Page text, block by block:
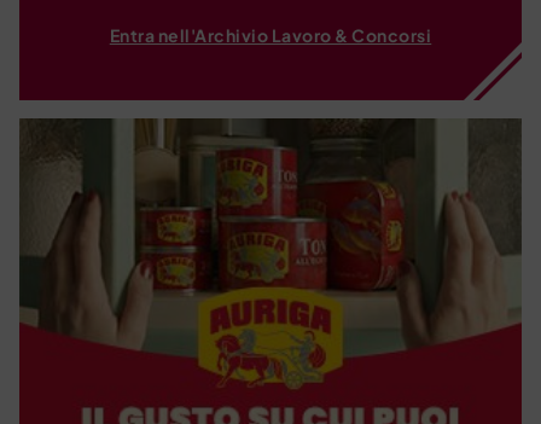
Entra nell'Archivio Lavoro & Concorsi